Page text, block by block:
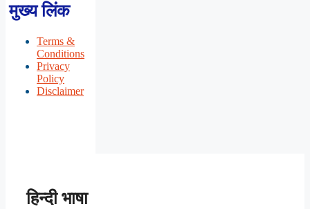
मुख्य लिंक
Terms &
Conditions
Privacy
Policy
Disclaimer
हिन्दी भाषा